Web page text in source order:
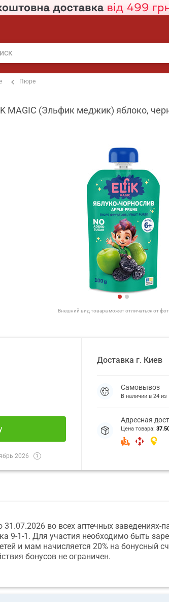
Пюре
MAGIC (Эльфик меджик) яблоко,
Внешний вид товара может отличаться от
2026
Доставка г. Киев
Самовывоз
В наличии в 24 из
Адресная
Цена товара:
31.07.2026 во всех аптечных заведениях-
9-1-1. Для участия необходимо быть
и мам начисляется 20% на бонусный
бонусов не ограничен.